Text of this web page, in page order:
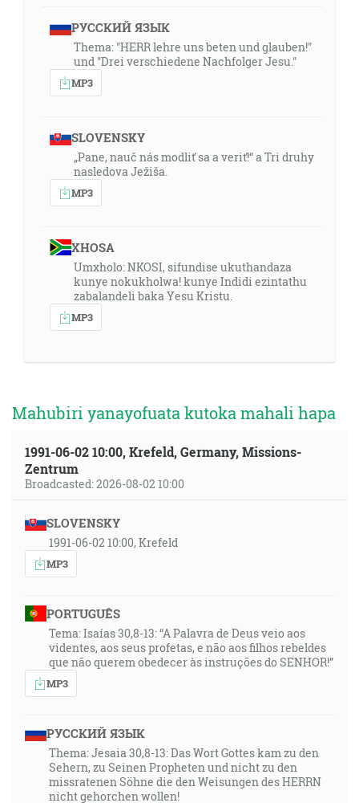
РУССКИЙ ЯЗЫК
Thema: "HERR lehre uns beten und glauben!"
und "Drei verschiedene Nachfolger Jesu."
MP3
SLOVENSKY
„Pane, nauč nás modliť sa a veriť!“ a Tri druhy
nasledova Ježiša.
MP3
XHOSA
Umxholo: NKOSI, sifundise ukuthandaza
kunye nokukholwa! kunye Indidi ezintathu
zabalandeli baka Yesu Kristu.
MP3
Mahubiri yanayofuata kutoka mahali hapa
1991-06-02 10:00, Krefeld, Germany, Missions-
Zentrum
Broadcasted: 2026-08-02 10:00
SLOVENSKY
1991-06-02 10:00, Krefeld
MP3
PORTUGUÊS
Tema: Isaías 30,8-13: “A Palavra de Deus veio aos
videntes, aos seus profetas, e não aos filhos rebeldes
que não querem obedecer às instruções do SENHOR!”
MP3
РУССКИЙ ЯЗЫК
Thema: Jesaia 30,8-13: Das Wort Gottes kam zu den
Sehern, zu Seinen Propheten und nicht zu den
missratenen Söhne die den Weisungen des HERRN
nicht gehorchen wollen!